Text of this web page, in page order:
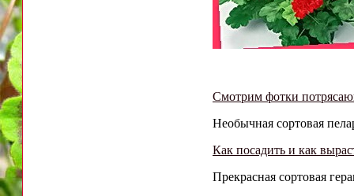
Смотрим фотки
Необычная сортовая
Как посадить и как
Прекрасная сортовая